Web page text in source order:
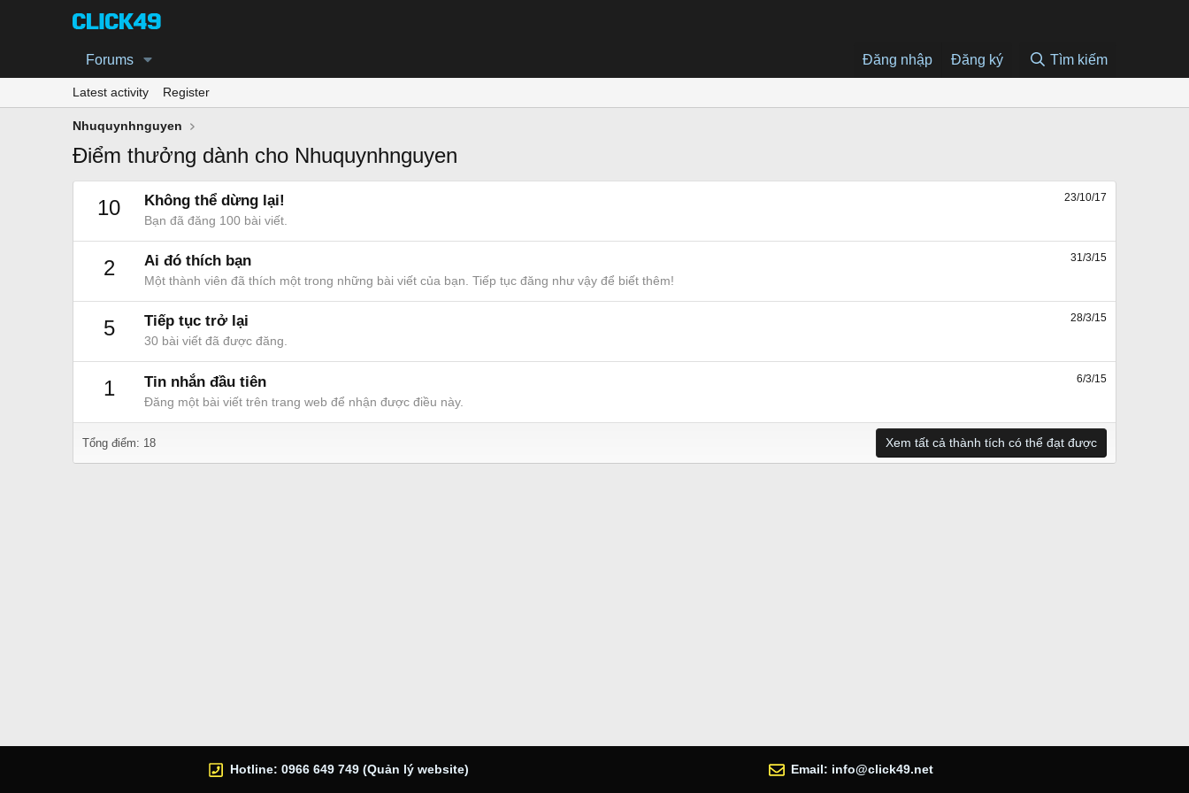
Forums Đăng nhập Đăng ký Tìm kiếm
Latest activity Register
Nhuquynhnguyen
Điểm thưởng dành cho Nhuquynhnguyen
10 23/10/17
Không thể dừng lại!
Bạn đã đăng 100 bài viết.
2 31/3/15
Ai đó thích bạn
Một thành viên đã thích một trong những bài viết của bạn. Tiếp tục đăng như vậy để biết thêm!
5 28/3/15
Tiếp tục trở lại
30 bài viết đã được đăng.
1 6/3/15
Tin nhắn đầu tiên
Đăng một bài viết trên trang web để nhận được điều này.
Tổng điểm: 18 Xem tất cả thành tích có thể đạt được
Hotline: 0966 649 749 (Quản lý website) Email: info@click49.net